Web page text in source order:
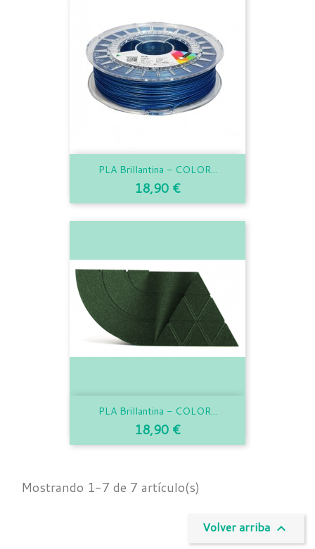
PLA Brillantina - COLOR...
Precio
18,90 €
PLA Brillantina - COLOR...
Precio
18,90 €
Mostrando 1-7 de 7 artículo(s)
Volver arriba 